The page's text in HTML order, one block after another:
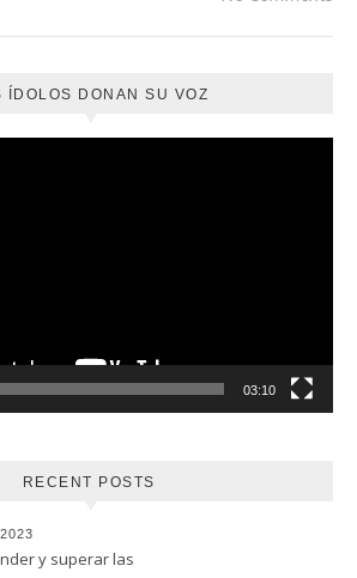
ÍDOLOS DONAN SU VOZ
03:10
RECENT POSTS
y superar las